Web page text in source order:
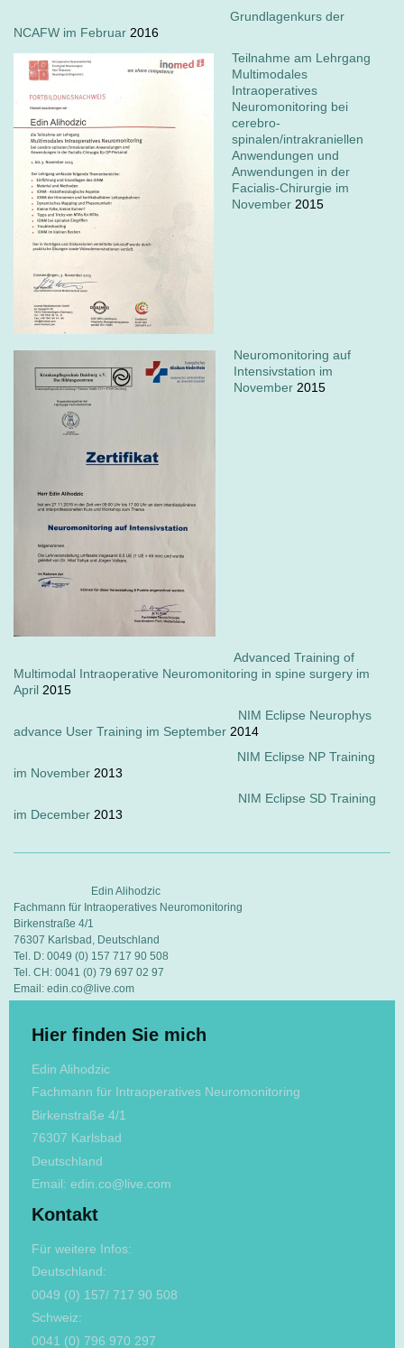
Grundlagenkurs der
NCAFW im Februar 2016
Teilnahme am Lehrgang
Multimodales
Intraoperatives
Neuromonitoring bei
cerebro-
spinalen/intrakraniellen
Anwendungen und
Anwendungen in der
Facialis-Chirurgie im
November 2015
Neuromonitoring auf
Intensivstation im
November 2015
Advanced Training of
Multimodal Intraoperative Neuromonitoring in spine surgery im
April 2015
NIM Eclipse Neurophys
advance User Training im September 2014
NIM Eclipse NP Training
im November 2013
NIM Eclipse SD Training
im December 2013
Edin Alihodzic
Fachmann für Intraoperatives Neuromonitoring
Birkenstraße 4/1
76307 Karlsbad, Deutschland
Tel. D: 0049 (0) 157 717 90 508
Tel. CH: 0041 (0) 79 697 02 97
Email: edin.co@live.com
Hier finden Sie mich
Edin Alihodzic
Fachmann für Intraoperatives Neuromonitoring
Birkenstraße 4/1
76307 Karlsbad
Deutschland
Email: edin.co@live.com
Kontakt
Für weitere Infos:
Deutschland:
0049 (0) 157/ 717 90 508
Schweiz:
0041 (0) 796 970 297